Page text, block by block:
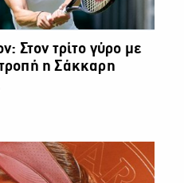
Στον τρίτο γύρο με
η Σάκκαρη
ΑΛΛΑ ΣΠΟΡ